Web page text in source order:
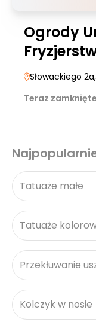
Ogrody
Słowackiego 2a
Teraz zamknięte
Tatuaże małe
Tatuaże
Przekłuwanie
Kolczyk w nosie